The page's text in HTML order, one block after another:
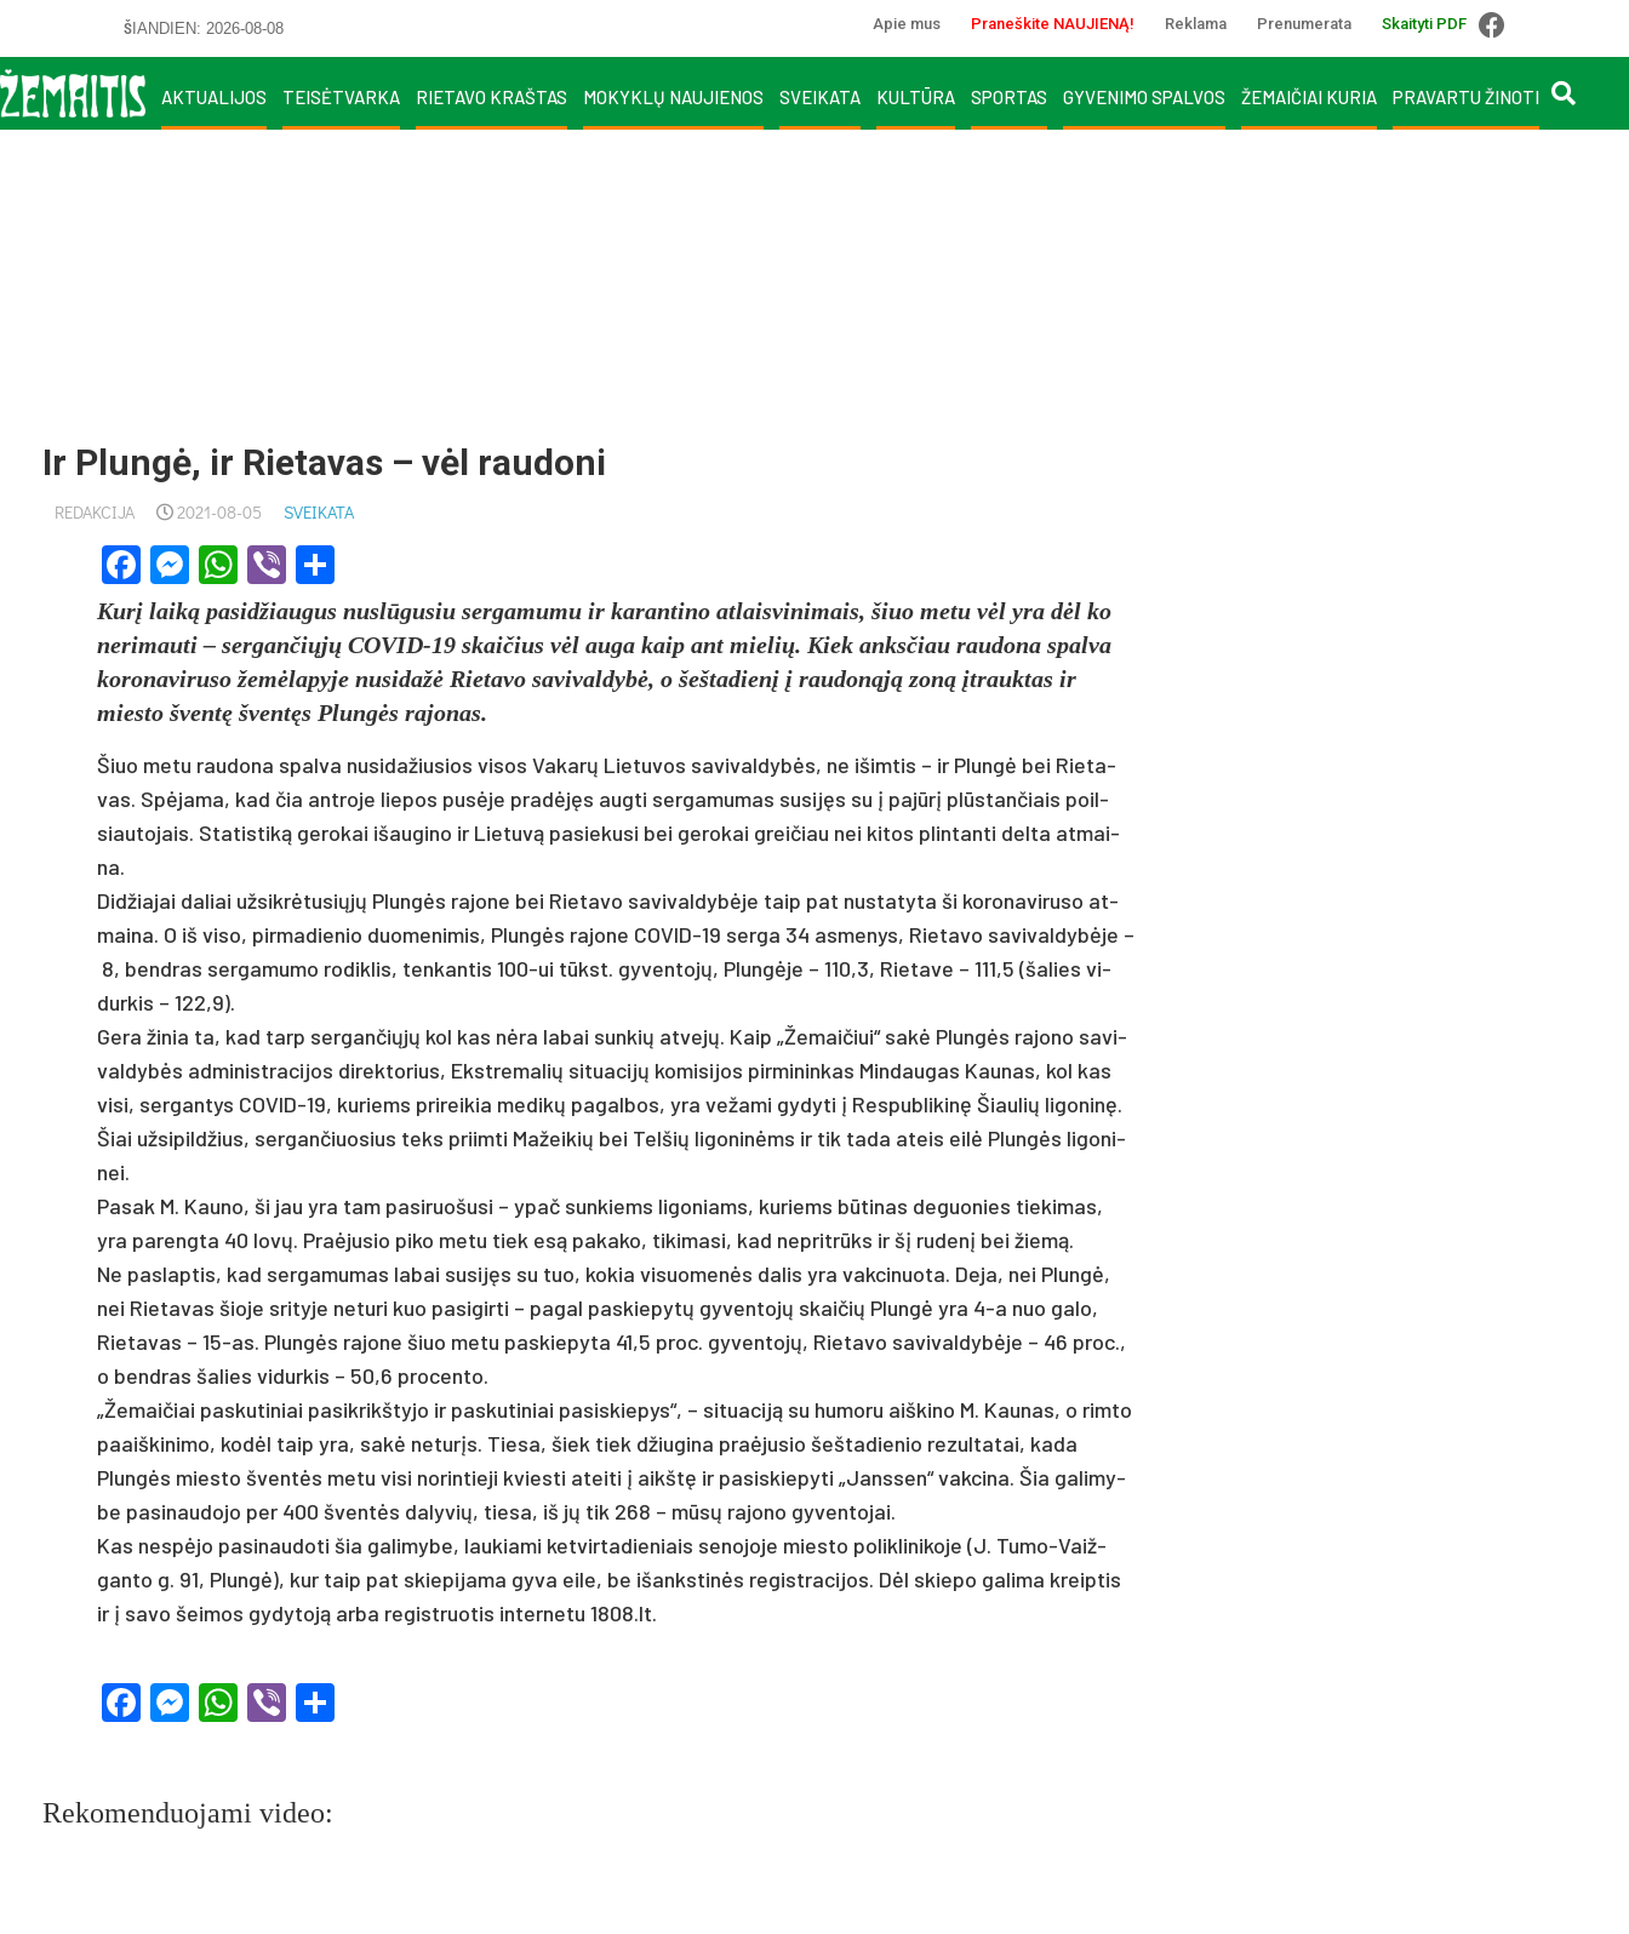
ŠIANDIEN: 2026-08-08 Apie mus Praneškite NAUJIENĄ! Reklama Prenumerata Skaityti PDF
AKTUALIJOS TEISĖTVARKA RIETAVO KRAŠTAS MOKYKLŲ NAUJIENOS SVEIKATA KULTŪRA SPORTAS GYVENIMO SPALVOS ŽEMAIČIAI KURIA PRAVARTU ŽINOTI
Ir Plungė, ir Rietavas – vėl raudoni
REDAKCIJA 2021-08-05 SVEIKATA
Facebook
Messenger
WhatsApp
Viber
Kurį laiką pa­si­džiau­gus nu­slūgu­siu ser­ga­mu­mu ir ka­ran­ti­no at­lais­vi­ni­mais, šiuo me­tu vėl yra dėl ko
ne­ri­mau­ti – ser­gan­čiųjų CO­VID-19 skai­čius vėl au­ga kaip ant mie­lių. Kiek anks­čiau rau­do­na spal­va
ko­ro­na­vi­ru­so žemė­la­py­je nu­si­dažė Rie­ta­vo sa­vi­val­dybė, o šeš­ta­dienį į rau­donąją zoną įtrauk­tas ir
mies­to šventę šventęs Plungės ra­jo­nas.
Šiuo me­tu rau­do­na spal­va nu­si­da­žiu­sios vi­sos Va­karų Lie­tu­vos sa­vi­val­dybės, ne išim­tis – ir Plungė bei Rie­ta­
vas. Spėja­ma, kad čia ant­ro­je lie­pos pusė­je pra­dėjęs aug­ti ser­ga­mu­mas su­si­jęs su į pa­jūrį plūstan­čiais poil­
siau­to­jais. Sta­tis­tiką ge­ro­kai išau­gi­no ir Lie­tuvą pa­sie­ku­si bei ge­ro­kai grei­čiau nei ki­tos plin­tan­ti del­ta at­mai­
na.
Did­žia­jai da­liai už­sikrė­tu­siųjų Plungės ra­jo­ne bei Rie­ta­vo sa­vi­val­dybė­je taip pat nu­sta­ty­ta ši ko­ro­na­vi­ru­so at­
mai­na. O iš vi­so, pir­ma­die­nio duo­me­ni­mis, Plungės ra­jo­ne CO­VID-19 ser­ga 34 as­me­nys, Rie­ta­vo sa­vi­val­dybė­je –
8, bend­ras ser­ga­mu­mo ro­dik­lis, ten­kan­tis 100-ui tūkst. gy­ven­tojų, Plungė­je – 110,3, Rie­ta­ve – 111,5 (ša­lies vi­
dur­kis – 122,9).
Ge­ra ži­nia ta, kad tarp ser­gan­čiųjų kol kas nėra la­bai sun­kių at­vejų. Kaip „Že­mai­čiui“ sakė Plungės ra­jo­no sa­vi­
val­dybės ad­mi­nist­ra­ci­jos di­rek­to­rius, Ekst­re­ma­lių si­tua­cijų ko­mi­si­jos pir­mi­nin­kas Min­dau­gas Kau­nas, kol kas
vi­si, ser­gan­tys CO­VID-19, ku­riems pri­rei­kia me­dikų pa­gal­bos, yra ve­ža­mi gy­dy­ti į Res­pub­li­kinę Šiau­lių li­go­ninę.
Šiai už­si­pild­žius, ser­gan­čiuo­sius teks priim­ti Ma­žei­kių bei Tel­šių li­go­ninėms ir tik ta­da ateis eilė Plungės li­go­ni­
nei.
Pa­sak M. Kau­no, ši jau yra tam pa­si­ruo­šu­si – ypač sun­kiems li­go­niams, ku­riems būti­nas de­guo­nies tie­ki­mas,
yra pa­reng­ta 40 lovų. Praė­ju­sio pi­ko me­tu tiek esą pa­ka­ko, ti­ki­ma­si, kad ne­pritrūks ir šį ru­denį bei žiemą.
Ne pa­slap­tis, kad ser­ga­mu­mas la­bai su­si­jęs su tuo, ko­kia vi­suo­menės da­lis yra vak­ci­nuo­ta. De­ja, nei Plungė,
nei Rie­ta­vas šio­je sri­ty­je ne­tu­ri kuo pa­si­gir­ti – pa­gal pa­skie­pytų gy­ven­tojų skai­čių Plungė yra 4-a nuo ga­lo,
Rie­ta­vas – 15-as. Plungės ra­jo­ne šiuo me­tu pa­skie­py­ta 41,5 pro­c. gy­ven­tojų, Rie­ta­vo sa­vi­val­dybė­je – 46 pro­c.,
o bend­ras ša­lies vi­dur­kis – 50,6 pro­cen­to.
„Že­mai­čiai pa­sku­ti­niai pa­si­krikš­ty­jo ir pa­sku­ti­niai pa­si­skie­pys“, – si­tua­ciją su hu­mo­ru aiš­ki­no M. Kau­nas, o rim­to
paaiš­ki­ni­mo, kodėl taip yra, sakė ne­turįs. Tie­sa, šiek tiek džiu­gi­na pra­ėju­sio šeš­ta­die­nio re­zul­ta­tai, ka­da
Plungės mies­to šventės me­tu vi­si no­rin­tie­ji kvies­ti atei­ti į aikštę ir pa­si­skie­py­ti „Jans­sen“ vak­ci­na. Šia ga­li­my­
be pa­si­nau­do­jo per 400 šventės da­ly­vių, tie­sa, iš jų tik 268 – mūsų ra­jo­no gy­ven­to­jai.
Kas ne­spėjo pa­si­nau­do­ti šia ga­li­my­be, lau­kia­mi ket­vir­ta­die­niais se­no­jo­je mies­to po­lik­li­ni­ko­je (J. Tu­mo-Vaiž­
gan­to g. 91, Plungė), kur taip pat skie­pi­ja­ma gy­va ei­le, be išanks­tinės re­gist­ra­ci­jos. Dėl skie­po ga­li­ma kreip­tis
ir į sa­vo šei­mos gy­dy­toją ar­ba re­gist­ruo­tis in­ter­ne­tu 1808.lt.
Facebook
Messenger
WhatsApp
Viber
Rekomenduojami video: